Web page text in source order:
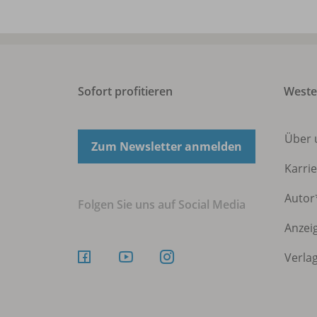
Sofort profitieren
Zum Newsletter anmelden
Folgen Sie uns auf Social Media